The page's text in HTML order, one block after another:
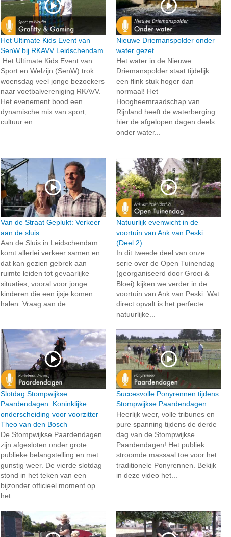
Het Ultimate Kids Event van
SenW bij RKAVV Leidschendam
Het Ultimate Kids Event van
Sport en Welzijn (SenW) trok
woensdag veel jonge bezoekers
naar voetbalvereniging RKAVV.
Het evenement bood een
dynamische mix van sport,
cultuur en...
Nieuwe Driemanspolder onder
water gezet
Het water in de Nieuwe
Driemanspolder staat tijdelijk
een flink stuk hoger dan
normaal! Het
Hoogheemraadschap van
Rijnland heeft de waterberging
hier de afgelopen dagen deels
onder water...
Van de Straat Geplukt: Verkeer
aan de sluis
Aan de Sluis in Leidschendam
komt allerlei verkeer samen en
dat kan gezien gebrek aan
ruimte leiden tot gevaarlijke
situaties, vooral voor jonge
kinderen die een ijsje komen
halen. Vraag aan de...
Natuurlijk evenwicht in de
voortuin van Ank van Peski
(Deel 2)
In dit tweede deel van onze
serie over de Open Tuinendag
(georganiseerd door Groei &
Bloei) kijken we verder in de
voortuin van Ank van Peski. Wat
direct opvalt is het perfecte
natuurlijke...
Slotdag Stompwijkse
Paardendagen: Koninklijke
onderscheiding voor voorzitter
Theo van den Bosch
De Stompwijkse Paardendagen
zijn afgesloten onder grote
publieke belangstelling en met
gunstig weer. De vierde slotdag
stond in het teken van een
bijzonder officieel moment op
het...
Succesvolle Ponyrennen tijdens
Stompwijkse Paardendagen
Heerlijk weer, volle tribunes en
pure spanning tijdens de derde
dag van de Stompwijkse
Paardendagen! Het publiek
stroomde massaal toe voor het
traditionele Ponyrennen. Bekijk
in deze video het...